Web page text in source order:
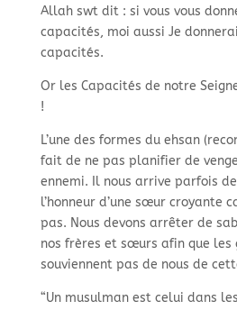
Allah swt dit : si vous vous
capacités, moi aussi Je
capacités.
Or les Capacités de notre
!
L’une des formes du ehsan
fait de ne pas planifier de
ennemi. Il nous arrive parfois
l’honneur d’une sœur croyante
pas. Nous devons arrêter de
nos frères et sœurs afin que les
souviennent pas de nous de
“Un musulman est celui dans